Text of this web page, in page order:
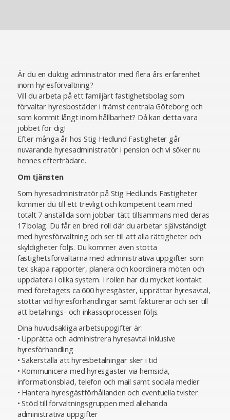
Är du en duktig administratör med flera års erfarenhet
inom hyresförvaltning?
Vill du arbeta på ett familjärt fastighetsbolag som
förvaltar hyresbostäder i främst centrala Göteborg och
som kommit långt inom hållbarhet? Då kan detta vara
jobbet för dig!
Efter många år hos Stig Hedlund Fastigheter går
nuvarande hyresadministratör i pension och vi söker nu
hennes efterträdare.
Om tjänsten
Som hyresadministratör på Stig Hedlunds Fastigheter
kommer du till ett trevligt och kompetent team med
totalt 7 anställda som jobbar tätt tillsammans med deras
17 bolag. Du får en bred roll där du arbetar självständigt
med hyresförvaltning och ser till att alla rättigheter och
skyldigheter följs. Du kommer även stötta
fastighetsförvaltarna med administrativa uppgifter som
tex skapa rapporter, planera och koordinera möten och
uppdatera i olika system. I rollen har du mycket kontakt
med företagets ca 600 hyresgäster, upprättar hyresavtal,
stöttar vid hyresförhandlingar samt fakturerar och ser till
att betalnings- och inkassoprocessen följs.
Dina huvudsakliga arbetsuppgifter är:
• Upprätta och administrera hyresavtal inklusive
hyresförhandling
• Säkerställa att hyresbetalningar sker i tid
• Kommunicera med hyresgäster via hemsida,
informationsblad, telefon och mail samt sociala medier
• Hantera hyresgästförhållanden och eventuella tvister
• Stöd till förvaltningsgruppen med allehanda
administrativa uppgifter